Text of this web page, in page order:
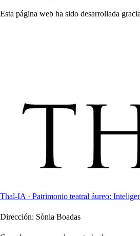
Esta página web ha sido desarrollada
Thal-IA · Patrimonio teatral áureo:
Dirección: Sònia Boadas